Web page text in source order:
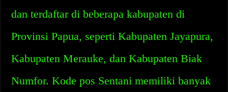
dan terdaftar di beberapa kabupaten di
Provinsi Papua, seperti Kabupaten Jayapura,
Kabupaten Merauke, dan Kabupaten Biak
Numfor. Kode pos Sentani memiliki banyak